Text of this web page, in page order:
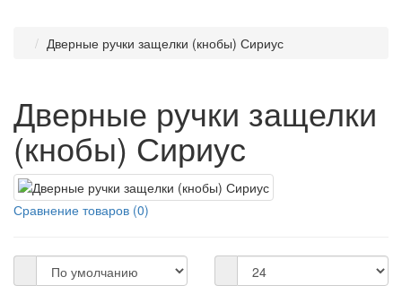
Дверные ручки защелки (кнобы) Сириус
Дверные ручки защелки
(кнобы) Сириус
Сравнение товаров (0)